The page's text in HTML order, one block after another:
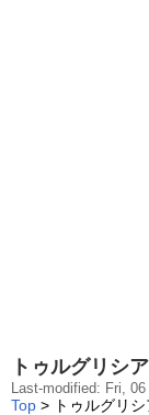
トゥルグリシア
Last-modified: Fri,
Top > トゥルグリシ